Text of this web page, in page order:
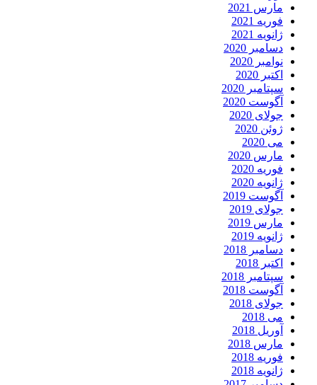
مارس 2021
فوریه 2021
ژانویه 2021
دسامبر 2020
نوامبر 2020
اکتبر 2020
سپتامبر 2020
آگوست 2020
جولای 2020
ژوئن 2020
می 2020
مارس 2020
فوریه 2020
ژانویه 2020
آگوست 2019
جولای 2019
مارس 2019
ژانویه 2019
دسامبر 2018
اکتبر 2018
سپتامبر 2018
آگوست 2018
جولای 2018
می 2018
آوریل 2018
مارس 2018
فوریه 2018
ژانویه 2018